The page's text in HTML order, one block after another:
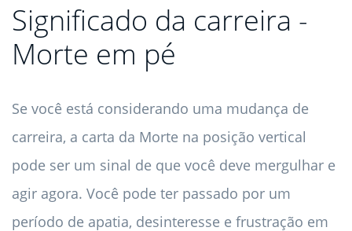
Significado da carreira -
Morte em pé
Se você está considerando uma mudança de
carreira, a carta da Morte na posição vertical
pode ser um sinal de que você deve mergulhar e
agir agora. Você pode ter passado por um
período de apatia, desinteresse e frustração em